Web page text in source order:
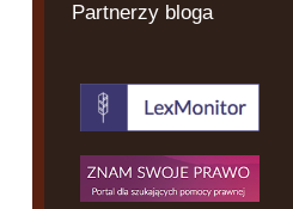
Partnerzy bloga